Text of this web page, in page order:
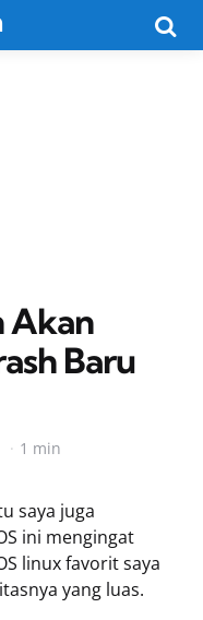
Akan
Baru
1 min
saya juga
ini mengingat
linux favorit saya
yang luas.